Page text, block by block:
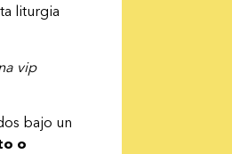
liturgia
vip
bajo un
o